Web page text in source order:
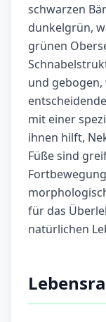
schwarzen
dunkelgrün,
grünen
und
mit einer
ihnen hilft,
Füße sind
für das
natürlichen